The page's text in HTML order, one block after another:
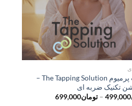
اکانت پرمیوم The Tapping Solution –
تکنیک ضربه‌ ای
499,000
– تومان699,000محدوده